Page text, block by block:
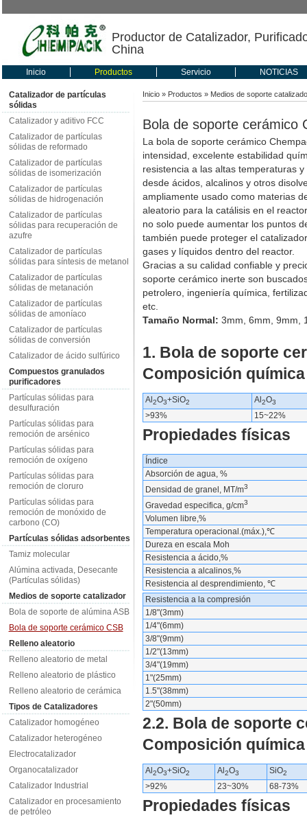
Productor de Catalizador,
China
Inicio Productos Servicio NOTICIAS
Catalizador de partículas
sólidas
Catalizador y aditivo FCC
Catalizador de partículas
sólidas de reformado
Catalizador de partículas
sólidas de isomerización
Catalizador de partículas
sólidas de hidrogenación
Catalizador de partículas
sólidas para recuperación de
azufre
Catalizador de partículas
sólidas para síntesis de metanol
Catalizador de partículas
sólidas de metanación
Catalizador de partículas
sólidas de amoníaco
Catalizador de partículas
sólidas de conversión
Catalizador de ácido sulfúrico
Compuestos granulados
purificadores
Partículas sólidas para
desulfuración
Partículas sólidas para
remoción de arsénico
Partículas sólidas para
remoción de oxígeno
Partículas sólidas para
remoción de cloruro
Partículas sólidas para
remoción de monóxido de
carbono (CO)
Partículas sólidas adsorbentes
Tamiz molecular
Alúmina activada, Desecante
(Partículas sólidas)
Medios de soporte catalizador
Bola de soporte de alúmina ASB
Bola de soporte cerámico CSB
Relleno aleatorio
Relleno aleatorio de metal
Relleno aleatorio de plástico
Relleno aleatorio de cerámica
Tipos de Catalizadores
Catalizador homogéneo
Catalizador heterogéneo
Electrocatalizador
Organocatalizador
Catalizador Industrial
Catalizador en procesamiento
de petróleo
Inicio» Productos » Medios de soporte
Bola de soporte cerámico
La bola de soporte cerámico
intensidad, excelente estabilidad
resistencia a las altas temperaturas
desde ácidos, alcalinos y otros
ampliamente usado como materias
aleatorio para la catálisis en el
no solo puede aumentar los puntos
también puede proteger el
gases y líquidos dentro del reactor.
Gracias a su calidad confiable y
soporte cerámico inerte son
petrolero, ingeniería química,
etc.
Tamaño Normal: 3mm, 6mm, 9mm,
1. Bola de soporte
Composición química
Al 2O3+SiO2 Al 2O3
>93% 15~22%
Propiedades físicas
Índice
Absorción de agua, %
Densidad de granel, MT/m3
Gravedad especifica, g/cm3
Volumen libre,%
Temperatura operacional.(máx.),℃
Dureza en escala Moh
Resistencia a ácido,%
Resistencia a alcalinos,%
Resistencia al desprendimiento, ℃
Resistencia a la compresión
1/8"(3mm)
1/4"(6mm)
3/8"(9mm)
1/2"(13mm)
3/4"(19mm)
1"(25mm)
1.5"(38mm)
2"(50mm)
2.2. Bola de soporte
Composición química
Al 2O3+SiO2 Al 2O3 SiO2
>92% 23~30% 68-73%
Propiedades físicas